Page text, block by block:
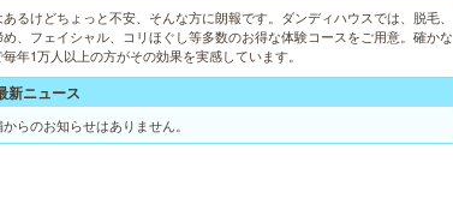
るけどちょっと不安、そんな方に朗報です。ダンディハウスでは、脱毛、
、フェイシャル、コリほぐし等多数のお得な体験コースをご用意。確かな
年1万人以上の方がその効果を実感しています。
新ニュース
らのお知らせはありません。